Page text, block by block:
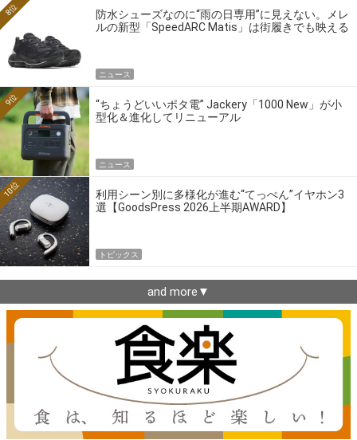
防水シューズなのに“雨の日専用”に見えない。メレ
ルの新型「SpeedARC Matis」は街履きでも映える
8位
ニュース
“ちょうどいいポタ電” Jackery「1000 New」が小
型化＆進化してリニューアル
9位
ニュース
利用シーン別に多様化が進む“てっぺん”イヤホン3
選【GoodsPress 2026上半期AWARD】
10位
トピックス
and more▼